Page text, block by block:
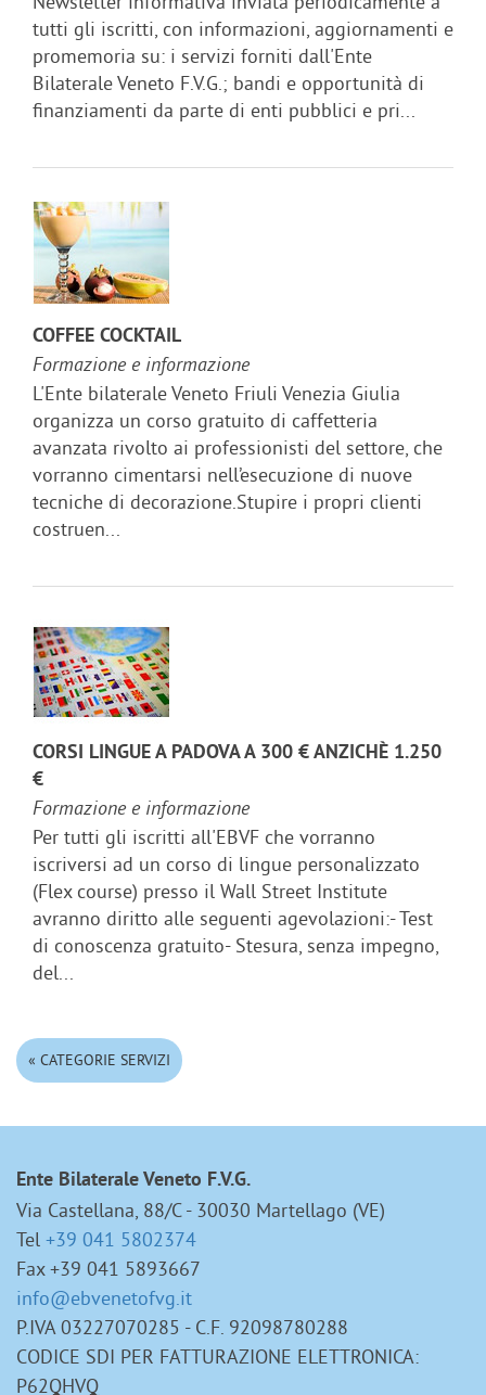
tutti gli iscritti, con informazioni, aggiornamenti e
promemoria su: i servizi forniti dall'Ente
Bilaterale Veneto F.V.G.; bandi e opportunità di
finanziamenti da parte di enti pubblici e pri...
COFFEE COCKTAIL
Formazione e informazione
L'Ente bilaterale Veneto Friuli Venezia Giulia
organizza un corso gratuito di caffetteria
avanzata rivolto ai professionisti del settore, che
vorranno cimentarsi nell’esecuzione di nuove
tecniche di decorazione.Stupire i propri clienti
costruen...
CORSI LINGUE A PADOVA A 300 € ANZICHÈ 1.250
€
Formazione e informazione
Per tutti gli iscritti all'EBVF che vorranno
iscriversi ad un corso di lingue personalizzato
(Flex course) presso il Wall Street Institute
avranno diritto alle seguenti agevolazioni:- Test
di conoscenza gratuito- Stesura, senza impegno,
del...
« CATEGORIE SERVIZI
Ente Bilaterale Veneto F.V.G.
Via Castellana, 88/C - 30030 Martellago (VE)
Tel +39 041 5802374
Fax +39 041 5893667
info@ebvenetofvg.it
P.IVA 03227070285 - C.F. 92098780288
CODICE SDI PER FATTURAZIONE ELETTRONICA:
P62QHVQ